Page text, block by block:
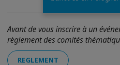
Avant de vous inscrire à un
règlement des comités
REGLEMENT